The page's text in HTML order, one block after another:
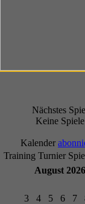
Nächstes
Keine Spiele
Kalender
Training Turnier
August 2026
3
4 5 6 7